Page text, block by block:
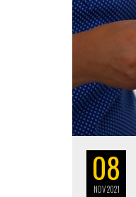
08
NOV2021